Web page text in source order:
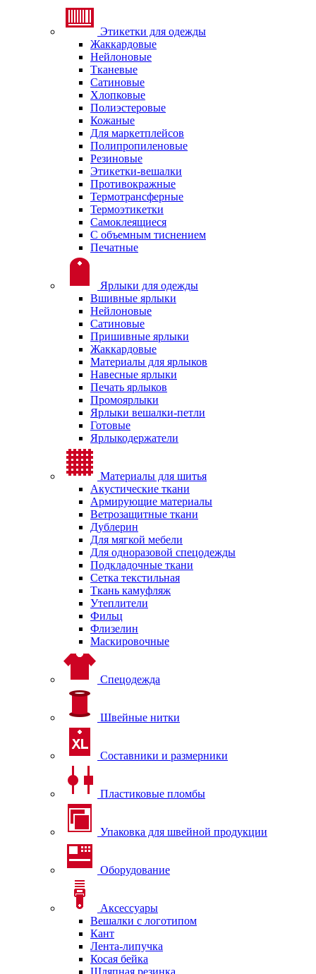
Этикетки для одежды
Жаккардовые
Нейлоновые
Тканевые
Сатиновые
Хлопковые
Полиэстеровые
Кожаные
Для маркетплейсов
Полипропиленовые
Резиновые
Этикетки-вешалки
Противокражные
Термотрансферные
Термоэтикетки
Самоклеящиеся
С объемным тиснением
Печатные
Ярлыки для одежды
Вшивные ярлыки
Нейлоновые
Сатиновые
Пришивные ярлыки
Жаккардовые
Материалы для ярлыков
Навесные ярлыки
Печать ярлыков
Промоярлыки
Ярлыки вешалки-петли
Готовые
Ярлыкодержатели
Материалы для шитья
Акустические ткани
Армирующие материалы
Ветрозащитные ткани
Дублерин
Для мягкой мебели
Для одноразовой спецодежды
Подкладочные ткани
Сетка текстильная
Ткань камуфляж
Утеплители
Фильц
Флизелин
Маскировочные
Спецодежда
Швейные нитки
Составники и размерники
Пластиковые пломбы
Упаковка для швейной продукции
Оборудование
Аксессуары
Вешалки с логотипом
Кант
Лента-липучка
Косая бейка
Шляпная резинка